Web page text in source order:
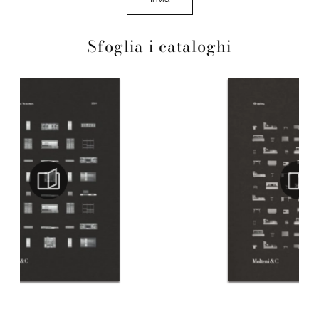
Sfoglia i cataloghi